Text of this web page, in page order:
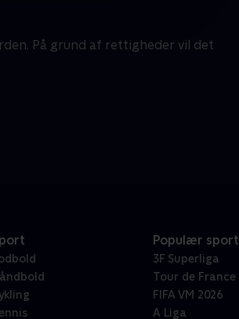
På grund af rettigheder vil det
Populær sport
3F Superliga
Tour de France
FIFA VM 2026
A Liga